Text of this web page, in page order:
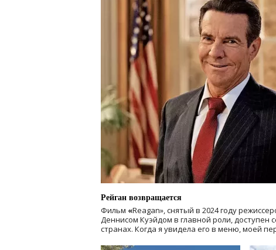
Рейган возвращается
Фильм «Reagan», снятый в 2024 году
Деннисом Куэйдом в главной роли, доступен
странах. Когда я увидела его в меню, моей